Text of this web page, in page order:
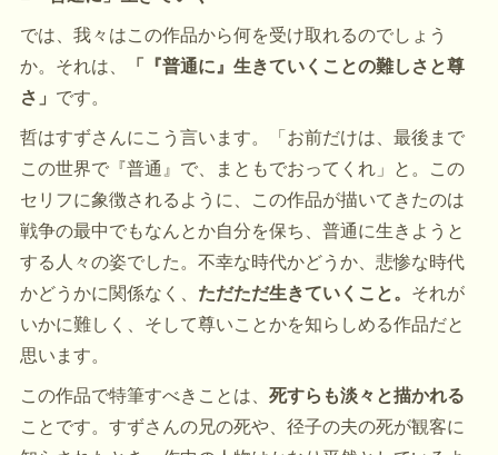
では、我々はこの作品から何を受け取れるのでしょう
か。それは、
「『普通に』生きていくことの難しさと尊
さ」 です。
哲はすずさんにこう言います。「お前だけは、最後まで
この世界で『普通』で、まともでおってくれ」と。この
セリフに象徴されるように、この作品が描いてきたのは
戦争の最中でもなんとか自分を保ち、普通に生きようと
する人々の姿でした。不幸な時代かどうか、悲惨な時代
かどうかに関係なく、 ただただ生きていくこと。 それが
いかに難しく、そして尊いことかを知らしめる作品だと
思います。
この作品で特筆すべきことは、死すらも淡々と描かれる
ことです。すずさんの兄の死や、径子の夫の死が観客に